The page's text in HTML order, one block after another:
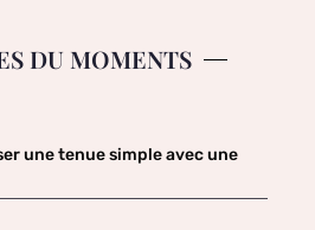
DU MOMENTS
une tenue simple avec une